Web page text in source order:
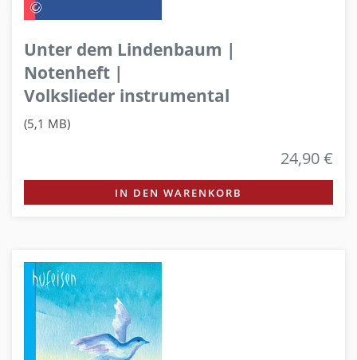
Unter dem Lindenbaum |
Notenheft |
Volkslieder instrumental
(5,1 MB)
24,90 €
IN DEN WARENKORB